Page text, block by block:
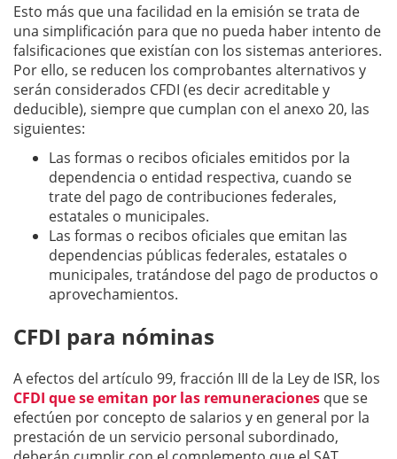
Esto más que una facilidad en la emisión se trata de
una simplificación para que no pueda haber intento de
falsificaciones que existían con los sistemas anteriores.
Por ello, se reducen los comprobantes alternativos y
serán considerados CFDI (es decir acreditable y
deducible), siempre que cumplan con el anexo 20, las
siguientes:
Las formas o recibos oficiales emitidos por la
dependencia o entidad respectiva, cuando se
trate del pago de contribuciones federales,
estatales o municipales.
Las formas o recibos oficiales que emitan las
dependencias públicas federales, estatales o
municipales, tratándose del pago de productos o
aprovechamientos.
CFDI para nóminas
A efectos del artículo 99, fracción III de la Ley de ISR, los
CFDI que se emitan por las remuneraciones que se
efectúen por concepto de salarios y en general por la
prestación de un servicio personal subordinado,